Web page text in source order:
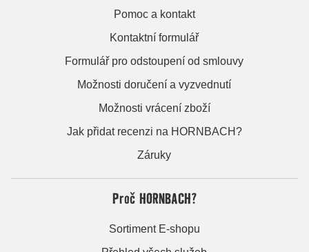
Pomoc a kontakt
Kontaktní formulář
Formulář pro odstoupení od smlouvy
Možnosti doručení a vyzvednutí
Možnosti vrácení zboží
Jak přidat recenzi na HORNBACH?
Záruky
Proč HORNBACH?
Sortiment E-shopu